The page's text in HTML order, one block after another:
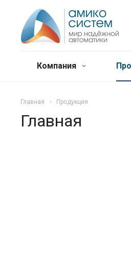
Компания
Главная Продукция
Главная